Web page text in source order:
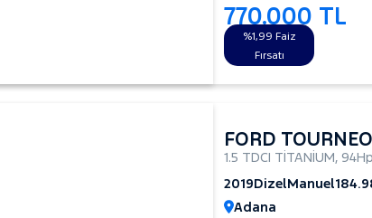
770.000 TL
%1,99 Faiz
Fırsatı
FORD
1.5 TDCI TİTANİUM, 94Hp
2019DizelManuel
Adana